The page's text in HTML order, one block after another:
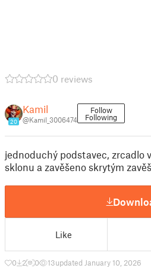
0 reviews
20
Kamil
@Kamil_3006474
Follow
Following
jednoduchý podstavec, zrcadlo
sklonu a zavěšeno skrytým
Like
0 2 0 13updated January 10, 2026